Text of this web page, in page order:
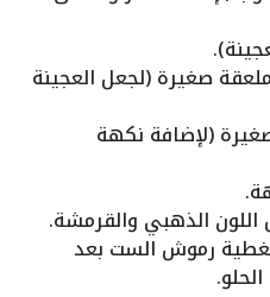
الخميرة الفورية – 1/2 ملعقة صغيرة (لجعل العجينة
2 ملعقة صغيرة (لإضافة نكهة
الذهبي والقرمشة.
رموش الست بعد